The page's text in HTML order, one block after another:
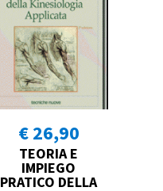
€ 26,90
TEORIA E
IMPIEGO
PRATICO DELLA